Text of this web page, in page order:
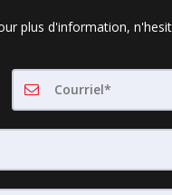
plus d'information,